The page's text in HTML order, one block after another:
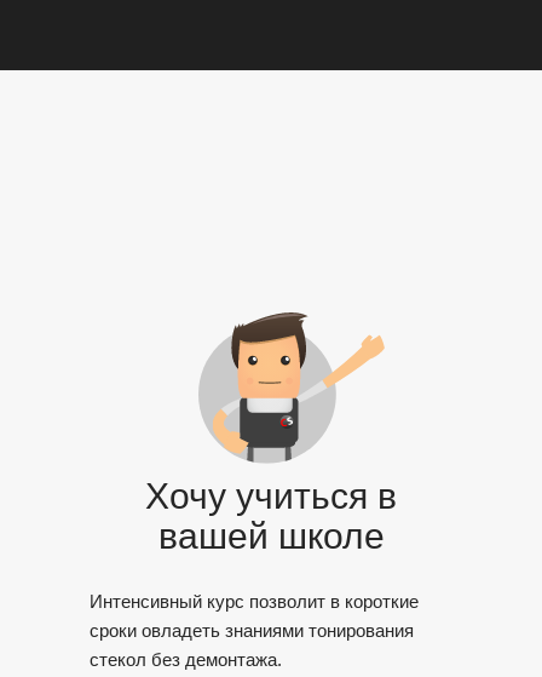
Хочу учиться в
вашей школе
Интенсивный курс позволит в короткие
сроки овладеть знаниями тонирования
стекол без демонтажа.